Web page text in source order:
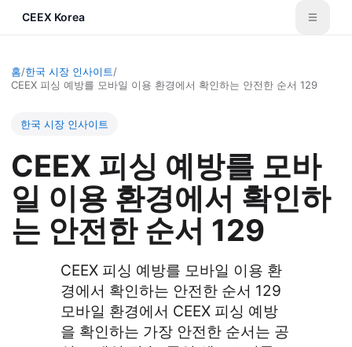
CEEX Korea
홈/한국 시장 인사이트/
CEEX 피싱 예방를 모바일 이용 환경에서 확인하는 안전한 순서 129
한국 시장 인사이트
CEEX 피싱 예방를 모바
일 이용 환경에서 확인하
는 안전한 순서 129
CEEX 피싱 예방를 모바일 이용 환
경에서 확인하는 안전한 순서 129
모바일 환경에서 CEEX 피싱 예방
을 확인하는 가장 안전한 순서는 공